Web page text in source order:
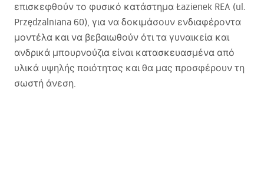
επισκεφθούν το φυσικό κατάστημα Łazienek REA (ul.
Przędzalniana 60), για να δοκιμάσουν ενδιαφέροντα
μοντέλα και να βεβαιωθούν ότι τα γυναικεία και
ανδρικά μπουρνούζια είναι κατασκευασμένα από
υλικά υψηλής ποιότητας και θα μας προσφέρουν τη
σωστή άνεση.